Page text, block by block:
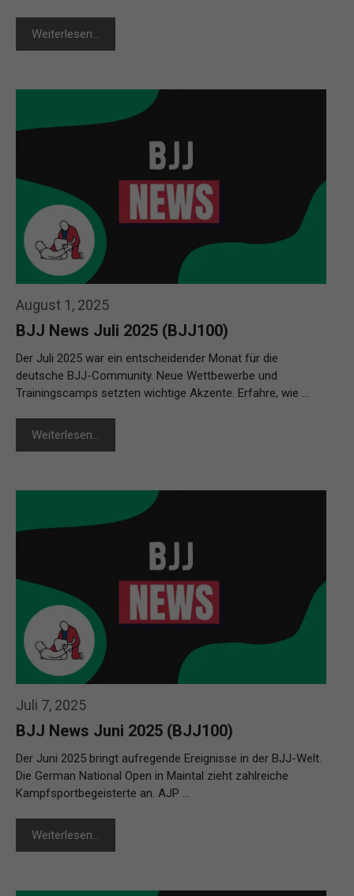
Weiterlesen…
August 1, 2025
BJJ News Juli 2025 (BJJ100)
Der Juli 2025 war ein entscheidender Monat für die
deutsche BJJ-Community. Neue Wettbewerbe und
Trainingscamps setzten wichtige Akzente. Erfahre, wie …
Weiterlesen…
Juli 7, 2025
BJJ News Juni 2025 (BJJ100)
Der Juni 2025 bringt aufregende Ereignisse in der BJJ-Welt.
Die German National Open in Maintal zieht zahlreiche
Kampfsportbegeisterte an. AJP …
Weiterlesen…